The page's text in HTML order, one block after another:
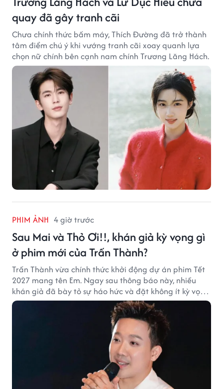
quay đã gây tranh cãi
Chưa chính thức bấm máy, Thích Đường đã trở thành
tâm điểm chú ý khi vướng tranh cãi xoay quanh lựa
chọn nữ chính bên cạnh nam chính Trương Lăng Hách.
PHIM ẢNH 4 giờ trước
Sau Mai và Thỏ Ơi!!, khán giả kỳ vọng gì
ở phim mới của Trấn Thành?
Trấn Thành vừa chính thức khởi động dự án phim Tết
2027 mang tên Em. Ngay sau thông báo này, nhiều
khán giả đã bày tỏ sự háo hức và đặt không ít kỳ vọng
vào bộ phim mới của Trấn Thành.